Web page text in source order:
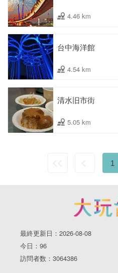
4.46 km
台中海洋館
4.54 km
清水旧市街
5.05 km
1
最終更新日：2026-08-08
今日：96
訪問者数：3064386